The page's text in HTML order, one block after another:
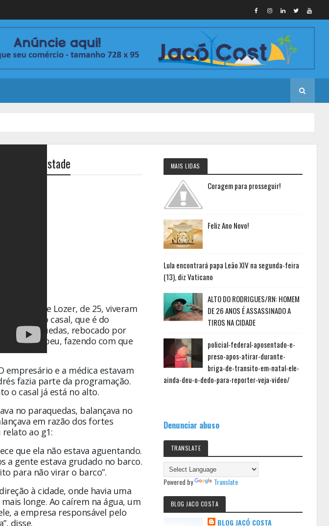
em tempestade
Cavalcante Lozer, de 25, viveram
(28), o casal, que é do
de paraquedas, rebocado por
se rompeu, fazendo com que
empresário e a médica estavam
fazia parte da programação.
o casal já está no alto.
no paraquedas, balançava no
em razão dos fortes
ao g1:
que ela não estava aguentando.
a gente estava grudado no barco.
para não virar o barco”.
à cidade, onde havia uma
longe. Ao caírem na água, um
a empresa responsável pelo
disse.
MAIS LIDAS
Coragem para prosseguir!
Feliz Ano Novo!
Lula encontrará papa Leão XIV na segunda-feira
(13), diz Vaticano
ALTO DO RODRIGUES/RN: HOMEM
DE 26 ANOS É ASSASSINADO A
TIROS NA CIDADE
policial-federal-aposentado-e-
preso-apos-atirar-durante-
briga-de-transito-em-natal-ele-
ainda-deu-o-dedo-para-reporter-veja-video/
Denunciar abuso
TRANSLATE
Powered by Translate
BLOG JACO COSTA
BLOG JACÓ COSTA